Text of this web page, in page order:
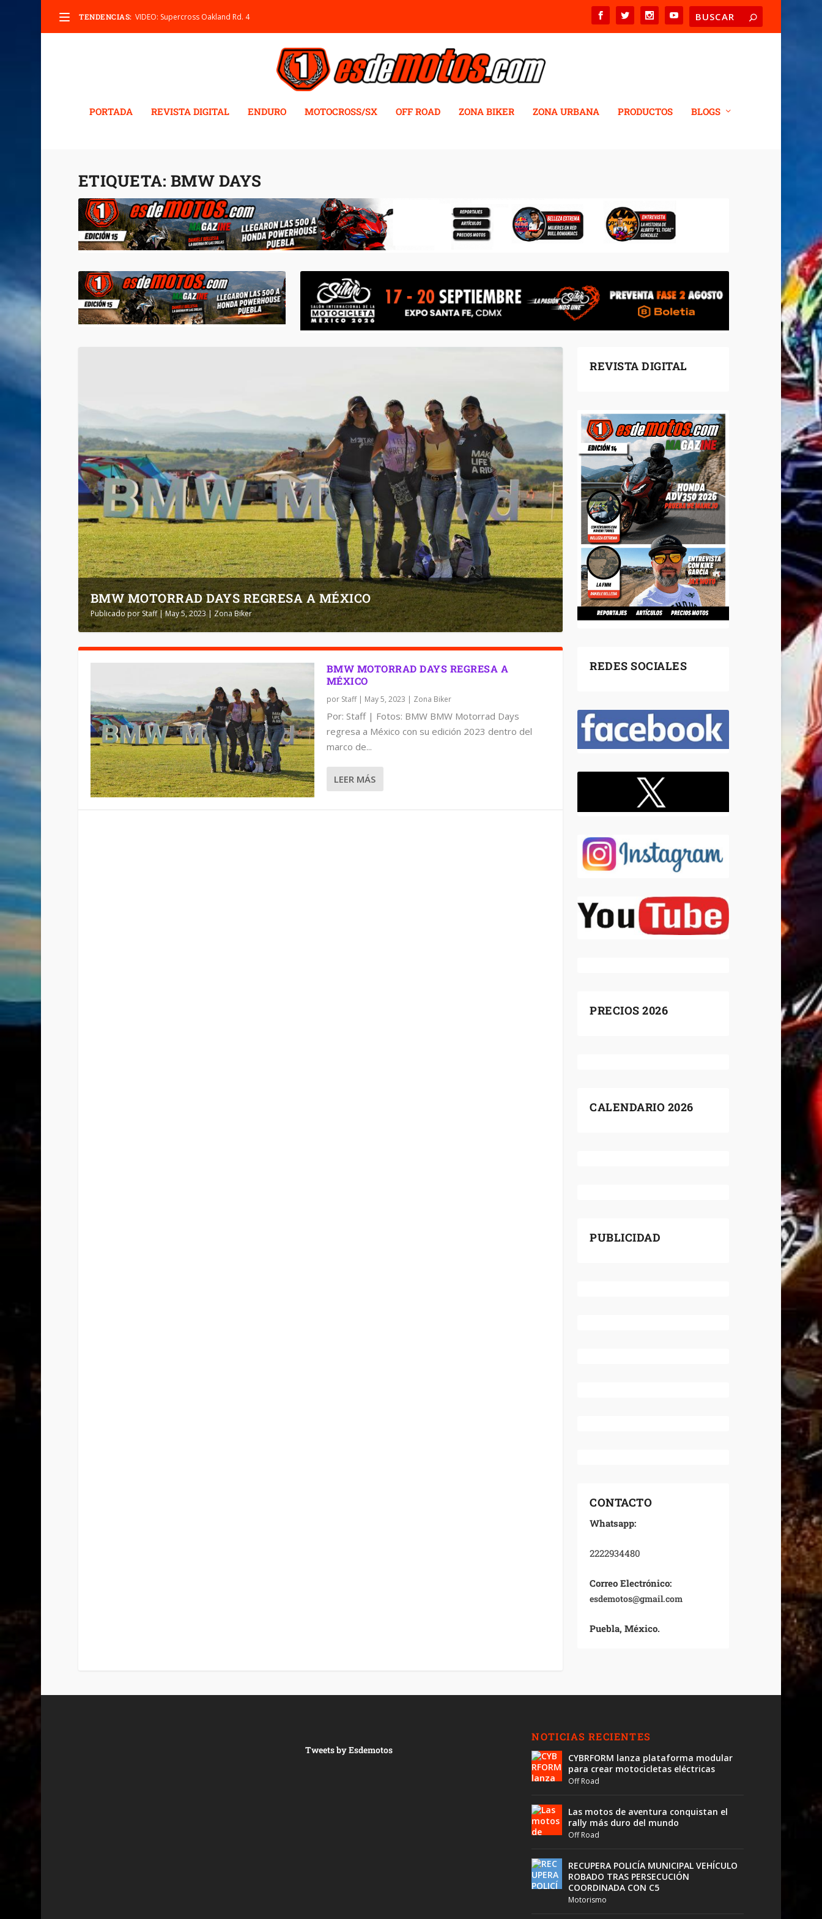
TENDENCIAS: VIDEO: Supercross Oakland Rd. 4
PORTADA REVISTA DIGITAL ENDURO MOTOCROSS/SX OFF ROAD ZONA BIKER ZONA URBANA PRODUCTOS BLOGS
ETIQUETA: BMW DAYS
BMW MOTORRAD DAYS REGRESA A MÉXICO
Publicado porStaff|May 5, 2023| Zona Biker
BMW MOTORRAD DAYS REGRESA A
MÉXICO
por Staff| May 5, 2023 | Zona Biker
Por: Staff | Fotos: BMW BMW Motorrad Days
regresa a México con su edición 2023 dentro del
marco de...
LEER MÁS
REVISTA DIGITAL
REDES SOCIALES
PRECIOS 2026
CALENDARIO 2026
PUBLICIDAD
CONTACTO
Whatsapp:
2222934480
Correo Electrónico:
esdemotos@gmail.com
Puebla, México.
Tweets by Esdemotos
NOTICIAS RECIENTES
CYBRFORM lanza plataforma modular
para crear motocicletas eléctricas
Off Road
Las motos de aventura conquistan el
rally más duro del mundo
Off Road
RECUPERA POLICÍA MUNICIPAL VEHÍCULO
ROBADO TRAS PERSECUCIÓN
COORDINADA CON C5
Motorismo